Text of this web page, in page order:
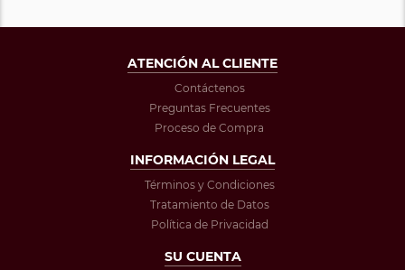
ATENCIÓN AL CLIENTE
Contáctenos
Preguntas Frecuentes
Proceso de Compra
INFORMACIÓN LEGAL
Términos y Condiciones
Tratamiento de Datos
Política de Privacidad
SU CUENTA